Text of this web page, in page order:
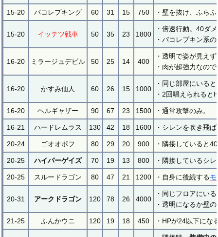
15-20 パコレプキング 60 31 15 750 ・壁を抜け、ふら
15-20 イッテツ戦車 50 35 23 1800
・倍速行動。40ダ
・パコレプキン系
16-20 ミラージュデビル 50 25 14 400
・透明で姿が見え
・肉が超強力なの
16-20 かすみ仙人 60 26 15 1000
・同じ部屋にいる
・2回唱えられると
16-20 ヘルギャザー 90 67 23 1500 ・通常攻撃のみ。
16-21 ハードレムラス 130 42 18 1600 ・シレンを吹き飛
20-24 ゴオオポフ 80 29 20 900 ・隣接していると
20-25 ハイパーゲイズ 70 19 13 800 ・隣接しているシ
20-25 スルードラゴン 80 47 21 1200 ・自身に後続する
20-31 アークドラゴン 120 78 26 4000
・同じフロアにい
・透明になるか壁
21-25 ふんかウニ 120 19 18 450 ・HPが24以下にな